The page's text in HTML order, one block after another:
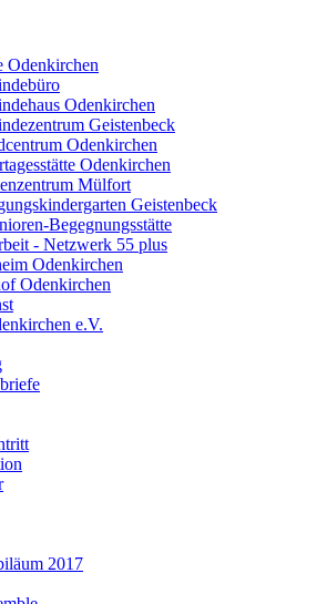
Odenkirchen
Odenkirchen
Geistenbeck
Odenkirchen
Odenkirchen
Mülfort
Geistenbeck
Begegnungsstätte
- Netzwerk 55 plus
Odenkirchen
Odenkirchen
e.V.
2017